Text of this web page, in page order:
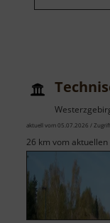
aktuell vom 05.07.2026 /
26 km vom